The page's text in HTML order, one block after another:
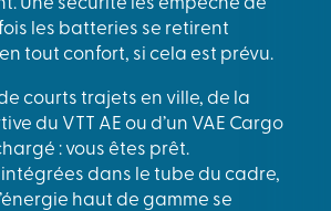
les batteries se retirent
tout confort, si cela est prévu.
de courts trajets en ville, de la
du VTT AE ou d’un VAE Cargo
: vous êtes prêt.
dans le tube du cadre,
haut de gamme se